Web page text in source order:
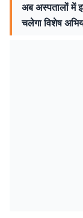
अब अस्पतालों में
चलेगा विशेष